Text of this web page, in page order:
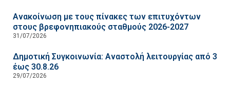
Ανακοίνωση με τους πίνακες των επιτυχόντων
στους βρεφονηπιακούς σταθμούς 2026-2027
31/07/2026
Δημοτική Συγκοινωνία: Αναστολή λειτουργίας από 3
έως 30.8.26
29/07/2026